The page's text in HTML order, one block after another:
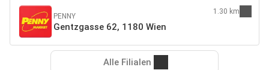
PENNY
Gentzgasse 62, 1180 Wien
1.30 km
Alle Filialen